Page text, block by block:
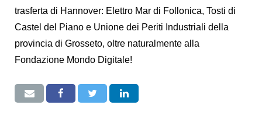
trasferta di Hannover: Elettro Mar di Follonica, Tosti di
Castel del Piano e Unione dei Periti Industriali della
provincia di Grosseto, oltre naturalmente alla
Fondazione Mondo Digitale!